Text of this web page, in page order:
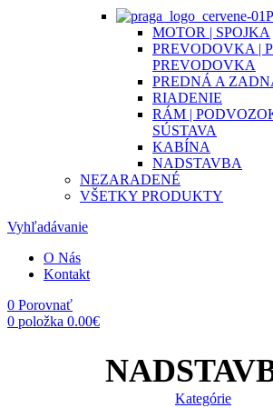
MOTOR | SPOJKA
PREVODOVKA |
PREVODOVKA
PREDNÁ A
RIADENIE
RÁM |
SÚSTAVA
KABÍNA
NADSTAVBA
NEZARADENÉ
VŠETKY PRODUKTY
Vyhľadávanie
O Nás
Kontakt
0 Porovnať
0 položka 0.00€
Kategórie